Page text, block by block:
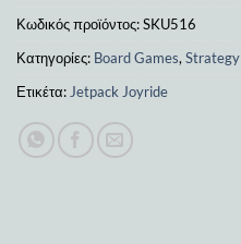
Κωδικός προϊόντος:SKU516
Κατηγορίες: Board Games, Strategy
Ετικέτα: Jetpack Joyride